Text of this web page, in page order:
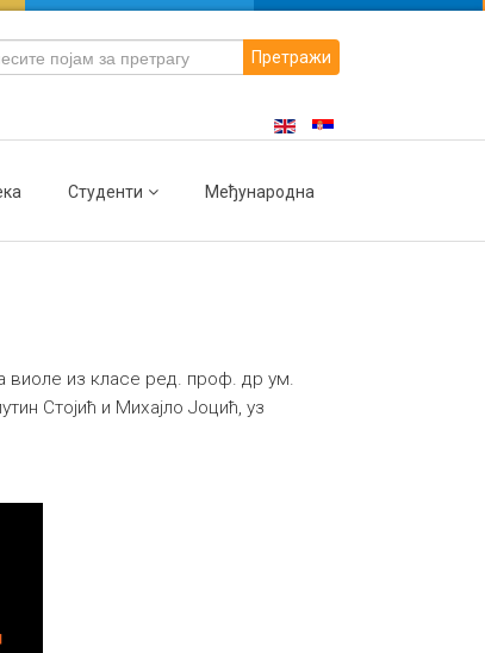
Претражи
Студенти Међународна
виоле из класе ред. проф. др ум.
Стојић и Михајло Јоцић, уз